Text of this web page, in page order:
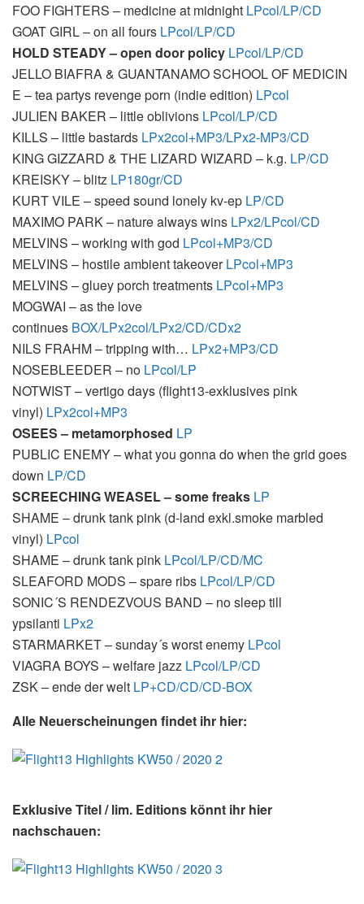
FOO FIGHTERS – medicine at midnight LPcol/LP/CD
GOATGIRL– on all fours LPcol/LP/CD
HOLD STEADY– open door policy LPcol/LP/CD
JELLO BIAFRA& GUANTANAMOSCHOOLOF MEDICIN
E – tea partys revenge porn (indie edition) LPcol
JULIEN BAKER – little oblivions LPcol/LP/CD
KILLS – little bastards LPx2col+MP3/LPx2-MP3/CD
KINGGIZZARD & THE LIZARD WIZARD – k.g. LP/CD
KREISKY– blitz LP180gr/CD
KURTVILE – speed sound lonely kv-ep LP/CD
MAXIMO PARK– nature always wins LPx2/LPcol/CD
MELVINS – working with god LPcol+MP3/CD
MELVINS – hostile ambient takeoverLPcol+MP3
MELVINS – gluey porch treatments LPcol+MP3
MOGWAI – as the love
continues BOX/LPx2col/LPx2/CD/CDx2
NILS FRAHM– tripping with… LPx2+MP3/CD
NOSEBLEEDER – no LPcol/LP
NOTWIST– vertigo days (flight13-exklusives pink
vinyl) LPx2col+MP3
OSEES– metamorphosed LP
PUBLIC ENEMY– what you gonna do when the grid goes
down LP/CD
SCREECHINGWEASEL– some freaks LP
SHAME – drunk tank pink (d-land exkl.smoke marbled
vinyl) LPcol
SHAME – drunk tank pink LPcol/LP/CD/MC
SLEAFORD MODS – spare ribs LPcol/LP/CD
SONIC´S RENDEZVOUS BAND – no sleep till
ypsilanti LPx2
STARMARKET– sunday´s worst enemy LPcol
VIAGRA BOYS – welfare jazz LPcol/LP/CD
ZSK– ende der welt LP+CD/CD/CD-BOX
Alle Neuerscheinungen findet ihr hier:
Exklusive Titel / lim. Editions könnt ihr hier
nachschauen: